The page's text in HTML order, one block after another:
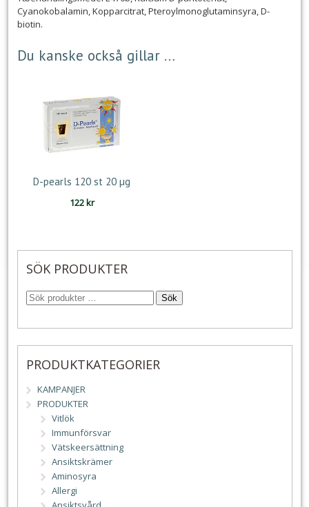
Cyanokobalamin, Kopparcitrat, Pteroylmonoglutaminsyra, D-
biotin.
Du kanske också gillar …
D-pearls 120 st 20 µg
122kr
SÖK PRODUKTER
Sök
PRODUKTKATEGORIER
KAMPANJER
PRODUKTER
Vitlök
Immunförsvar
Vätskeersättning
Ansiktskrämer
Aminosyra
Allergi